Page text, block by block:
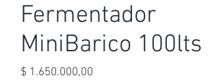
Fermentador
MiniBarico 100lts
$ 1.650.000,00